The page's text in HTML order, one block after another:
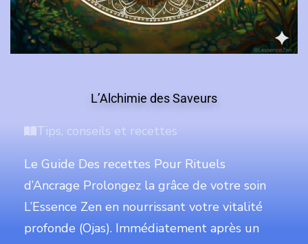
L’Alchimie des Saveurs
Tips, conseils et recettes
Le Guide Des recettes Pour Rituels
d’Ancrage Prolongez la grâce de votre soin
L’Essence Zen en nourrissant votre vitalité
profonde (Ojas). Immédiatement après un